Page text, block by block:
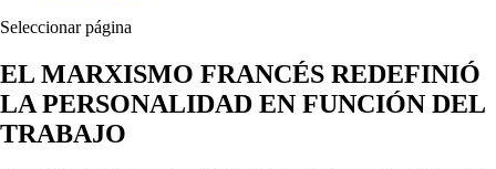
Seleccionar página
EL MARXISMO FRANCÉS REDEFINIÓ
LA PERSONALIDAD EN FUNCIÓN DEL
TRABAJO